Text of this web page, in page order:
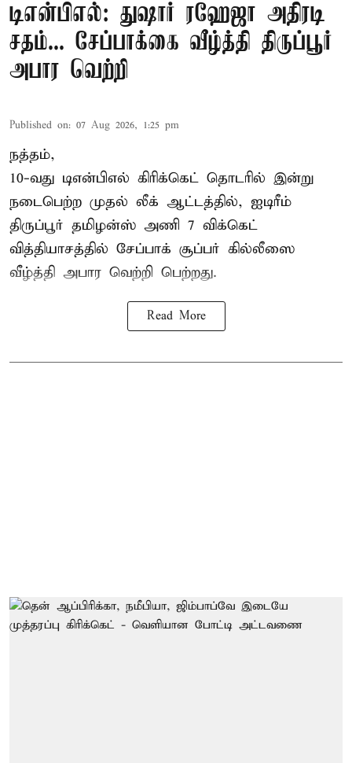
டிஎன்பிஎல்: துஷார் ரஹேஜா அதிரடி
சதம்... சேப்பாக்கை வீழ்த்தி திருப்பூர்
அபார வெற்றி
Published on: 07 Aug 2026, 1:25 pm
நத்தம்,
10-வது டிஎன்பிஎல் கிரிக்கெட் தொடரில் இன்று
நடைபெற்ற முதல் லீக் ஆட்டத்தில், ஐடிரீம்
திருப்பூர் தமிழன்ஸ் அணி 7 விக்கெட்
வித்தியாசத்தில் சேப்பாக் சூப்பர் கில்லீஸை
வீழ்த்தி அபார வெற்றி பெற்றது.
Read More